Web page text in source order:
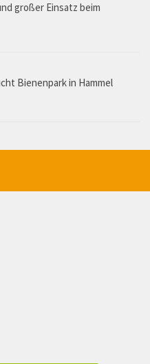
großer Einsatz beim
Bienenpark in Hammel